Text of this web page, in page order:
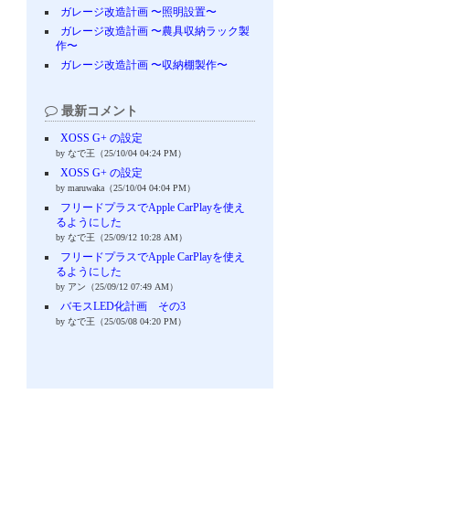
ガレージ改造計画 〜照明設置〜
ガレージ改造計画 〜農具収納ラック製
作〜
ガレージ改造計画 〜収納棚製作〜
最新コメント
XOSS G+ の設定
by なで王（25/10/04 04:24 PM）
XOSS G+ の設定
by maruwaka（25/10/04 04:04 PM）
フリードプラスでApple CarPlayを使え
るようにした
by なで王（25/09/12 10:28 AM）
フリードプラスでApple CarPlayを使え
るようにした
by アン（25/09/12 07:49 AM）
バモスLED化計画 その3
by なで王（25/05/08 04:20 PM）